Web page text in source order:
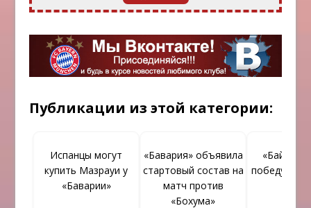
Публикации из этой категории:
Испанцы могут
купить Мазрауи у
«Баварии»
«Бавария» объявила
стартовый состав на
матч против
«Бохума»
«Байер»
победу у